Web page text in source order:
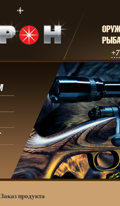
Заказ продукта